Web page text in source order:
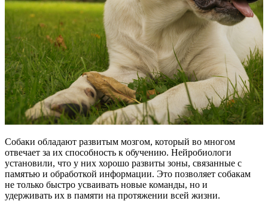
Собаки обладают развитым мозгом, который во многом
отвечает за их способность к обучению. Нейробиологи
установили, что у них хорошо развиты зоны, связанные с
памятью и обработкой информации. Это позволяет собакам
не только быстро усваивать новые команды, но и
удерживать их в памяти на протяжении всей жизни.